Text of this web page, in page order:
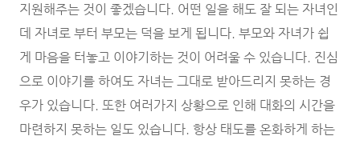
지원해주는 것이 좋겠습니다. 어떤 일을 해도 잘 되는 자녀인
데 자녀로 부터 부모는 덕을 보게 됩니다. 부모와 자녀가 쉽
게 마음을 터놓고 이야기하는 것이 어려울 수 있습니다. 진심
으로 이야기를 하여도 자녀는 그대로 받아드리지 못하는 경
우가 있습니다. 또한 여러가지 상황으로 인해 대화의 시간을
마련하지 못하는 일도 있습니다. 항상 태도를 온화하게 하는